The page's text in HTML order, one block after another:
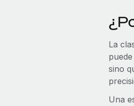
La
sino
Una